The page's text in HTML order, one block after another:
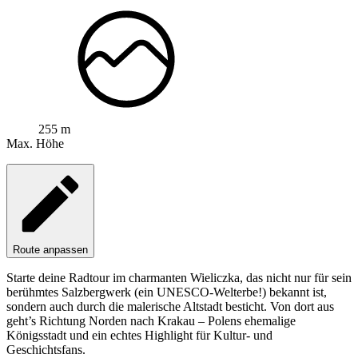
255 m
Max. Höhe
Route anpassen
Starte deine Radtour im charmanten Wieliczka, das nicht nur für sein
berühmtes Salzbergwerk (ein UNESCO-Welterbe!) bekannt ist,
sondern auch durch die malerische Altstadt besticht. Von dort aus
geht’s Richtung Norden nach Krakau – Polens ehemalige
Königsstadt und ein echtes Highlight für Kultur- und
Geschichtsfans.